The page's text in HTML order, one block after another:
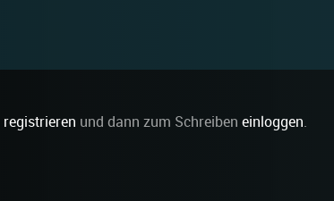
registrieren und dann zum Schreiben einloggen.